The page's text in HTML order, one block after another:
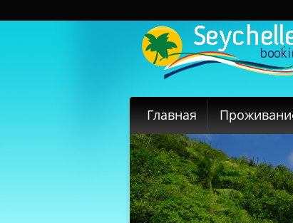
Главная